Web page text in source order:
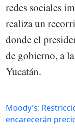
redes sociales
realiza un
donde el
de gobierno, a
Yucatán.
Moody's:
encarecerán